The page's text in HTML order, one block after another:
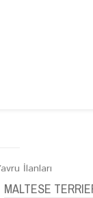
İlanları
MALTESE